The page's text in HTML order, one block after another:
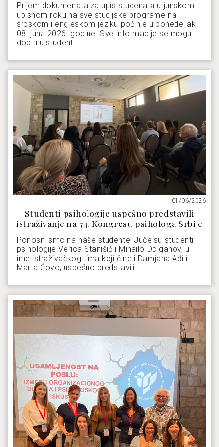
Prijem dokumenata za upis studenata u junskom
upisnom roku na sve studijske programe na
srpskom i engleskom jeziku počinje u ponedeljak
08. juna 2026. godine. Sve informacije se mogu
dobiti u student...
01/06/2026
Studenti psihologije uspešno predstavili
istraživanje na 74. Kongresu psihologa Srbije
Ponosni smo na naše studente! Juče su studenti
psihologije Verica Stanišić i Mihailo Dolganov, u
ime istraživačkog tima koji čine i Damjana Ađi i
Marta Čovo, uspešno predstavili ...